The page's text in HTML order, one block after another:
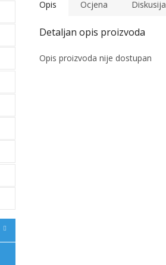
Opis Ocjena Diskusija
Opis proizvoda nije dostupan